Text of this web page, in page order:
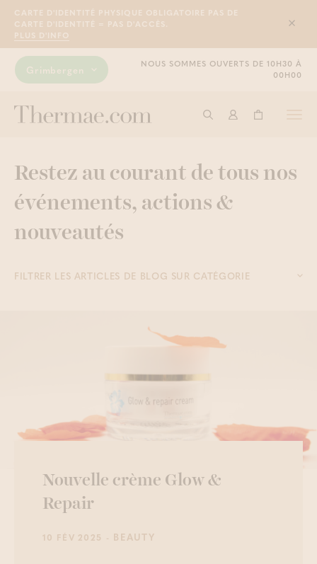
CARTE D'IDENTITÉ PHYSIQUE OBLIGATOIRE PAS DE
CARTE D'IDENTITÉ = PAS D'ACCÈS.
PLUS D'INFO
Sluit
Grimbergen
NOUS SOMMES OUVERTS DE 10H30 À
00H00
Commencer à
Connexion
Panier
Restez au courant de tous nos
événements, actions &
nouveautés
FILTRER LES ARTICLES DE BLOG SUR CATÉGORIE
Nouvelle crème Glow &
Repair
10 FÉV 2025 - BEAUTY